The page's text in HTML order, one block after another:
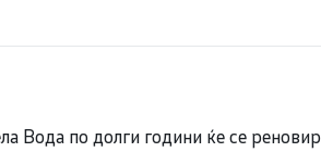
Вода по долги години ќе се